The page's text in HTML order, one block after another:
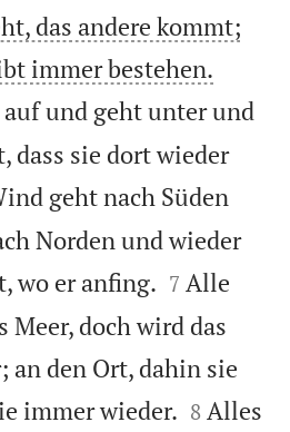
das andere kommt;
immer bestehen.
und geht unter und
dass sie dort wieder
geht nach Süden
Norden und wieder
wo er anfing. 

7 Alle
Meer, doch wird das
den Ort, dahin sie
immer wieder. 

8 Alles